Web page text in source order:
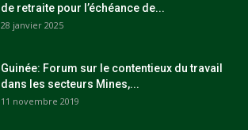
de retraite pour l’échéance de...
28 janvier 2025
Guinée: Forum sur le contentieux du travail
dans les secteurs Mines,...
11 novembre 2019